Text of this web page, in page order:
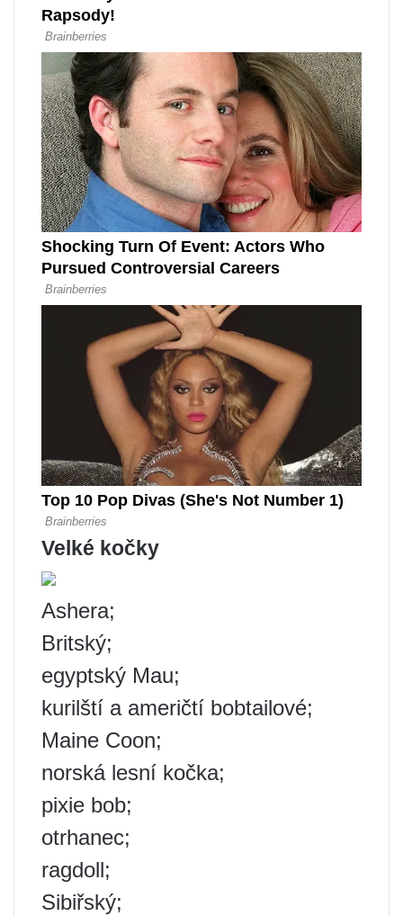
Velké kočky
Ashera;
Britský;
egyptský Mau;
kurilští a američtí bobtailové;
Maine Coon;
norská lesní kočka;
pixie bob;
otrhanec;
ragdoll;
Sibiřský;